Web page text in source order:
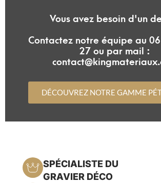
Vous avez besoin d'un
Contactez notre équipe au
27 ou par mail :
DÉCOUVREZ NOTRE GAMME
SPÉCIALISTE DU
GRAVIER DÉCO